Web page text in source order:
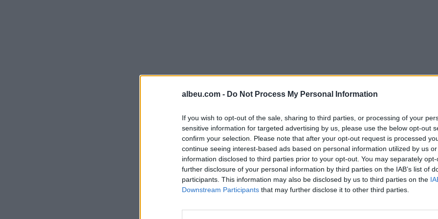
albeu.com - Do Not Process My Personal Information
If you wish to opt-out of the sale, sharing to third parties, or processing of your
sensitive information for targeted advertising by us, please use the below opt-out
confirm your selection. Please note that after your opt-out request is processed
continue seeing interest-based ads based on personal information utilized by us
information disclosed to third parties prior to your opt-out. You may separately
further disclosure of your personal information by third parties on the IAB’s list of
participants. This information may also be disclosed by us to third parties on the
Downstream Participants that may further disclose it to other third parties.